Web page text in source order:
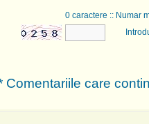
0 caractere :: Numar
Comentariile care